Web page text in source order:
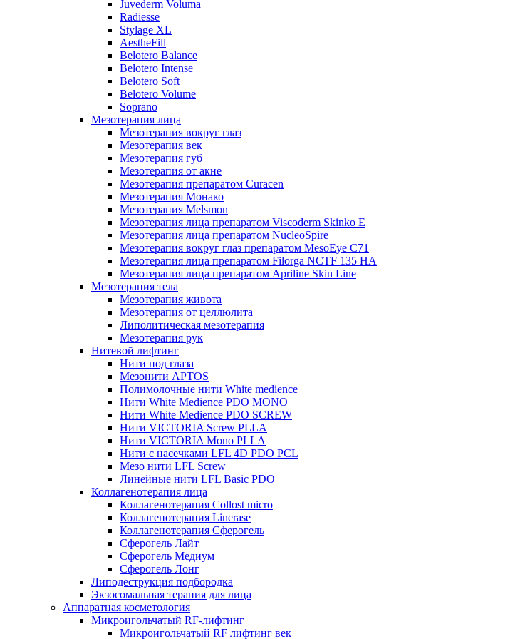
Juvederm Voluma
Radiesse
Stylage XL
AestheFill
Belotero Balance
Belotero Intense
Belotero Soft
Belotero Volume
Soprano
Мезотерапия лица
Мезотерапия вокруг глаз
Мезотерапия век
Мезотерапия губ
Мезотерапия от акне
Мезотерапия препаратом Curacen
Мезотерапия Монако
Мезотерапия Melsmon
Мезотерапия лица препаратом Viscoderm Skinko E
Мезотерапия лица препаратом NucleoSpire
Мезотерапия вокруг глаз препаратом MesoEye С71
Мезотерапия лица препаратом Filorga NCTF 135 HA
Мезотерапия лица препаратом Apriline Skin Line
Мезотерапия тела
Мезотерапия живота
Мезотерапия от целлюлита
Липолитическая мезотерапия
Мезотерапия рук
Нитевой лифтинг
Нити под глаза
Мезонити APTOS
Полимолочные нити White medience
Нити White Medience PDO MONO
Нити White Medience PDO SCREW
Нити VICTORIA Screw PLLA
Нити VICTORIA Mono PLLA
Нити с насечками LFL 4D PDO PCL
Мезо нити LFL Screw
Линейные нити LFL Basic PDO
Коллагенотерапия лица
Коллагенотерапия Collost micro
Коллагенотерапия Linerase
Коллагенотерапия Сферогель
Сферогель Лайт
Сферогель Медиум
Сферогель Лонг
Липодеструкция подбородка
Экзосомальная терапия для лица
Аппаратная косметология
Микроигольчатый RF-лифтинг
Микроигольчатый RF лифтинг век